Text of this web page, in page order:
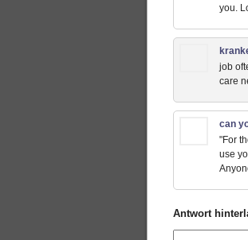
you.
job
care
can
"For
use
Antwort